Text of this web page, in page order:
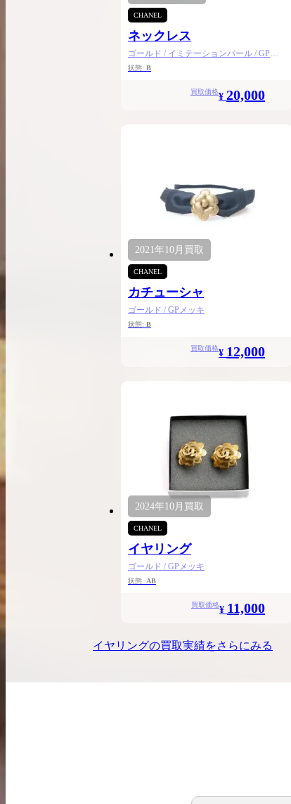
CHANEL
ネックレス
ゴールド / イミテーションパール / GPメ
ッキ
状態: B
買取価格¥ 20,000
2021年10月 買取
CHANEL
カチューシャ
ゴールド / GPメッキ
状態: B
買取価格¥ 12,000
2024年10月 買取
CHANEL
イヤリング
ゴールド / GPメッキ
状態: AB
買取価格¥ 11,000
イヤリングの買取実績をさらにみる